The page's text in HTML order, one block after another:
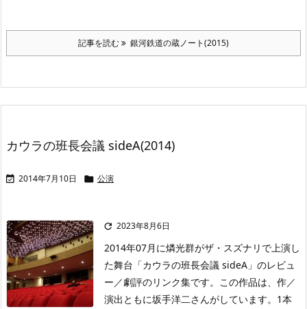
記事を読む 銀河鉄道の蔵ノート(2015)
カウラの班長会議 sideA(2014)
 2014年7月10日  公演
 2023年8月6日
2014年07月に燐光群がザ・スズナリで上演し
た舞台「カウラの班長会議 sideA」のレビュ
ー／劇評のリンク集です。この作品は、作／
演出ともに坂手洋二さんがしています。1本